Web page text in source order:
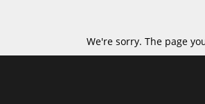
We're sorry. The page